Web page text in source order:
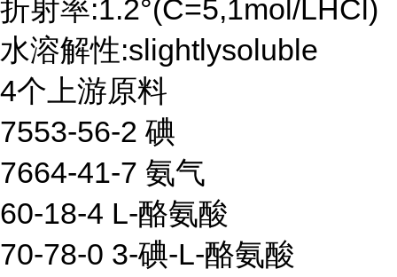
折射率:1.2°(C=5,1mol/LHCl)
水溶解性:slightlysoluble
4个上游原料
7553-56-2 碘
7664-41-7 氨气
60-18-4 L-酪氨酸
70-78-0 3-碘-L-酪氨酸